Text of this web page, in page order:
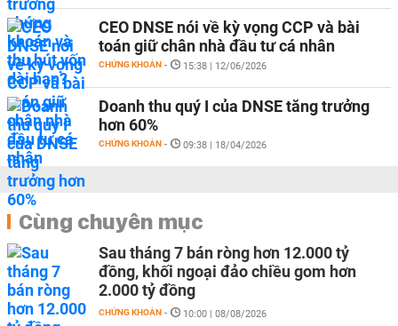
CEO DNSE nói về kỳ vọng CCP và bài
toán giữ chân nhà đầu tư cá nhân
CHỨNG KHOÁN - 15:38 | 12/06/2026
Doanh thu quý I của DNSE tăng trưởng
hơn 60%
CHỨNG KHOÁN - 09:38 | 18/04/2026
Cùng chuyên mục
Sau tháng 7 bán ròng hơn 12.000 tỷ
đồng, khối ngoại đảo chiều gom hơn
2.000 tỷ đồng
CHỨNG KHOÁN - 10:00 | 08/08/2026